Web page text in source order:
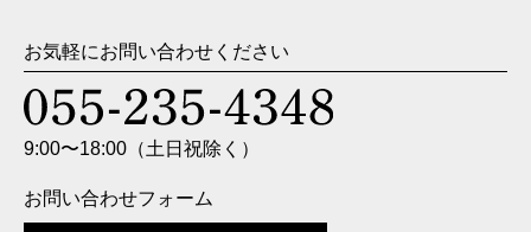
お気軽にお問い合わせください
9:00〜18:00（土日祝除く）
お問い合わせフォーム